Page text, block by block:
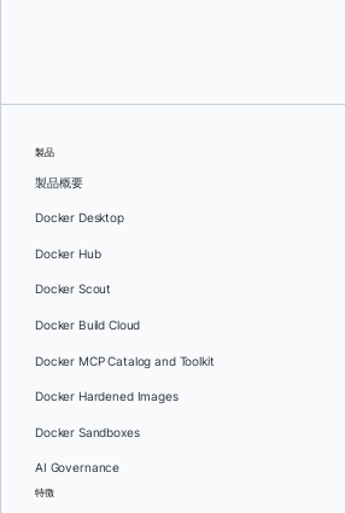
製品
製品概要
Docker Desktop
Docker Hub
Docker Scout
Docker Build Cloud
Docker MCP Catalog and Toolkit
Docker Hardened Images
Docker Sandboxes
AI Governance
特徴